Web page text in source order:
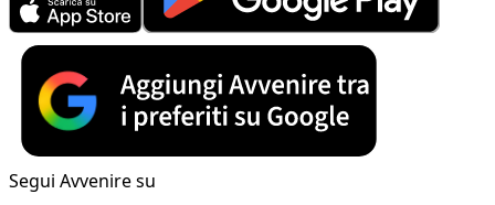
Segui Avvenire su